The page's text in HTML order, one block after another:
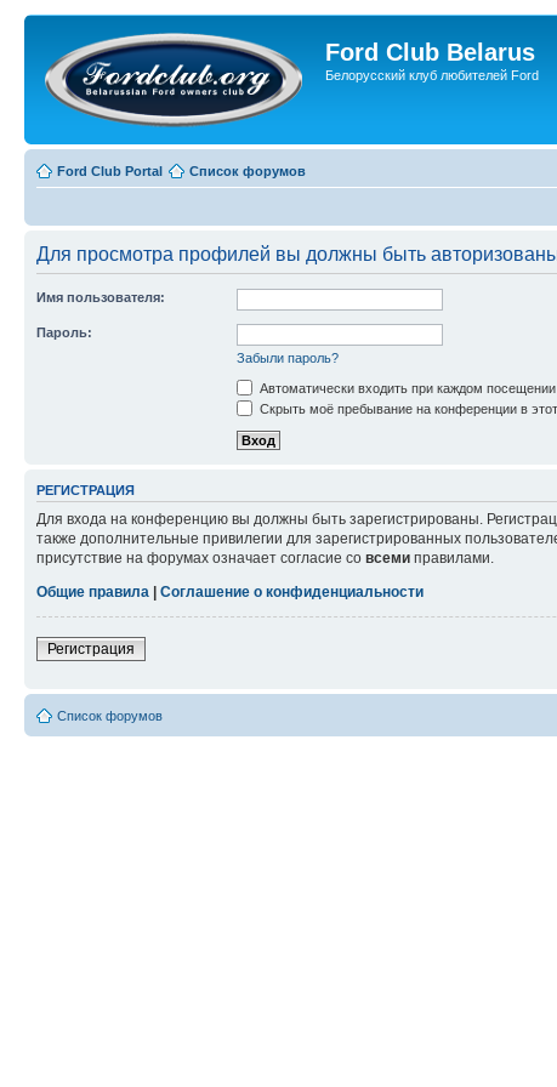
Ford Club Belarus
Белорусский клуб любителей Ford
Ford Club Portal Список форумов
Для просмотра профилей вы должны быть
Имя пользователя:
Пароль:
Забыли пароль?
Автоматически входить при каждом посещении
Скрыть моё пребывание на конференции в
РЕГИСТРАЦИЯ
Для входа на конференцию вы должны быть зарегистрированы.
также дополнительные привилегии для зарегистрированных
присутствие на форумах означает согласие со всеми правилами.
Общие правила | Соглашение о конфиденциальности
Регистрация
Список форумов